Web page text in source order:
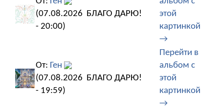
(07.08.2026
- 20:00)
БЛАГО ДАРЮ!
этой
картинкой
→
От: Ген
(07.08.2026
- 19:59)
БЛАГО ДАРЮ!
Перейти в
альбом с
этой
картинкой
→